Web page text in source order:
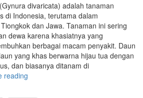
Ditemukan”divaricata) adalah tanaman
di Indonesia, terutama dalam
dan Jawa. Tanaman ini sering
dewa karena khasiatnya yang
berbagai macam penyakit. Daun
yang khas berwarna hijau tua dengan
dan biasanya ditanam di
reading